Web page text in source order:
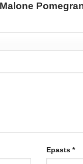
Epasts *